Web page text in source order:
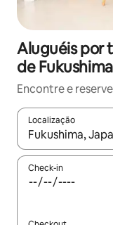
Aluguéis por
de Fukushima
Encontre e
Localização
Quando os
Check-in